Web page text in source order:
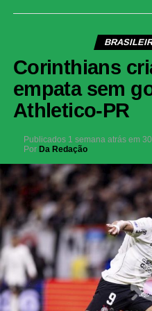
Corinthians
empata sem
Athletico-PR
Publicados 1 semana atrás em
Por Da Redação